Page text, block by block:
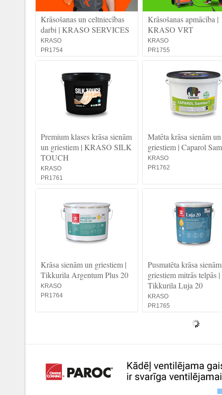
Krāsošanas un celtniecības
darbi | KRASO SERVICES
KRASO
PR1754
Krāsošanas apmācība |
KRASO VRT
KRASO
PR1755
Premium klases krāsa sienām
un griestiem | KRASO SILK
TOUCH
KRASO
PR1761
Matēta krāsa sienām un
griestiem | Caparol
KRASO
PR1762
Krāsa sienām un griestiem |
Tikkurila Argentum Plus 20
KRASO
PR1764
Pusmatēta krāsa
griestiem mitrās telpās |
Tikkurila Luja 20
KRASO
PR1765